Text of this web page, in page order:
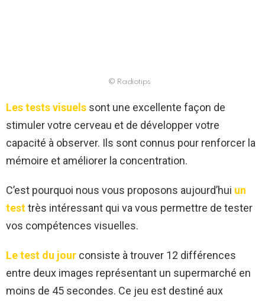
© Radiotips
Les tests visuels sont une excellente façon de
stimuler votre cerveau et de développer votre
capacité à observer. Ils sont connus pour renforcer la
mémoire et améliorer la concentration.
C’est pourquoi nous vous proposons aujourd’hui un
testtrès intéressant qui va vous permettre de tester
vos compétences visuelles.
Le test du jour consiste à trouver 12 différences
entre deux images représentant un supermarché en
moins de 45 secondes. Ce jeu est destiné aux